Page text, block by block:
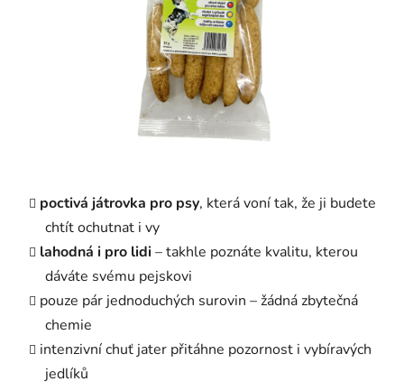
poctivá játrovka pro psy, která voní tak, že ji budete
chtít ochutnat i vy
lahodná i pro lidi– takhle poznáte kvalitu, kterou
dáváte svému pejskovi
pouze pár jednoduchých surovin – žádná zbytečná
chemie
intenzivní chuť jater přitáhne pozornost i vybíravých
jedlíků